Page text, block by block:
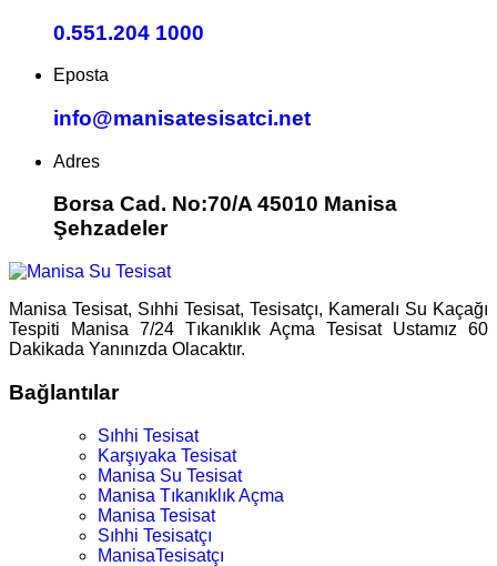
0.551.204 1000
Eposta
info@manisatesisatci.net
Adres
Borsa Cad. No:70/A 45010 Manisa
Şehzadeler
Manisa Tesisat, Sıhhi Tesisat, Tesisatçı, Kameralı Su Kaçağı
Tespiti Manisa 7/24 Tıkanıklık Açma Tesisat Ustamız 60
Dakikada Yanınızda Olacaktır.
Bağlantılar
Sıhhi Tesisat
Karşıyaka Tesisat
Manisa Su Tesisat
Manisa Tıkanıklık Açma
Manisa Tesisat
Sıhhi Tesisatçı
ManisaTesisatçı